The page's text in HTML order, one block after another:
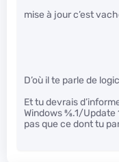
mise à jour c’est
D’où il te parle de
Et tu devrais
Windows8⁄8.1/Update
pas que ce dont tu